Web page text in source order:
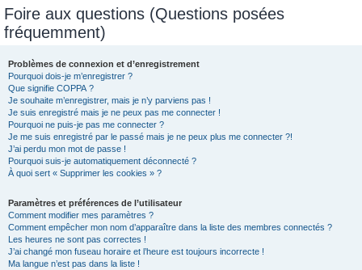
Foire aux questions (Questions posées
fréquemment)
Problèmes de connexion et d’enregistrement
Pourquoi dois-je m’enregistrer ?
Que signifie COPPA ?
Je souhaite m’enregistrer, mais je n’y parviens pas !
Je suis enregistré mais je ne peux pas me connecter !
Pourquoi ne puis-je pas me connecter ?
Je me suis enregistré par le passé mais je ne peux plus me connecter ?!
J’ai perdu mon mot de passe !
Pourquoi suis-je automatiquement déconnecté ?
À quoi sert « Supprimer les cookies » ?
Paramètres et préférences de l’utilisateur
Comment modifier mes paramètres ?
Comment empêcher mon nom d’apparaître dans la liste des membres connectés ?
Les heures ne sont pas correctes !
J’ai changé mon fuseau horaire et l’heure est toujours incorrecte !
Ma langue n’est pas dans la liste !